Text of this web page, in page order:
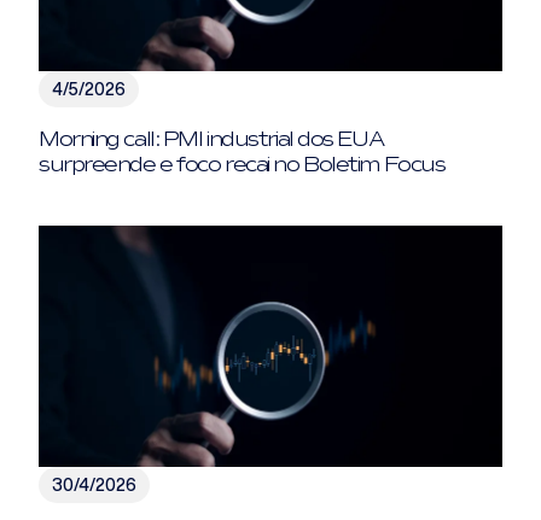
4/5/2026
Morning call: PMI industrial dos EUA
surpreende e foco recai no Boletim Focus
30/4/2026